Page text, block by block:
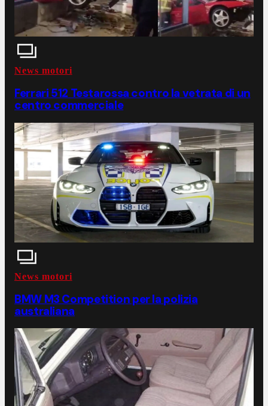
News motori
Ferrari 512 Testarossa contro la vetrata di un
centro commerciale
News motori
BMW M3 Competition per la polizia
australiana